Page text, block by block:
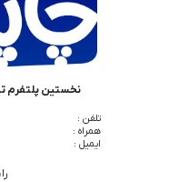
نخستین
تلفن :
همراه :
ایمیل :